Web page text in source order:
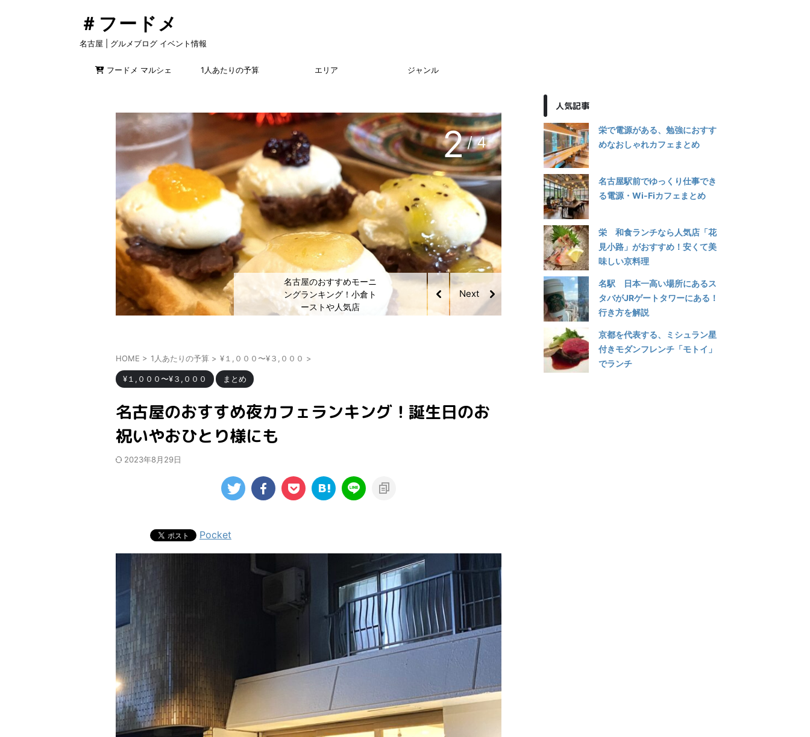
＃フードメ
名古屋 | グルメブログ イベント情報
フードメ マルシェ 1人あたりの予算 エリア ジャンル
名古屋のおすすめモーニ
ングランキング！小倉ト
ーストや人気店
2/ 4
HOME > 1人あたりの予算 > ¥１,０００〜¥３,０００ >
¥１,０００〜¥３,０００ まとめ
名古屋のおすすめ夜カフェランキング！誕生日のお
祝いやおひとり様にも
2023年8月29日
Pocket
人気記事
栄で電源がある、勉強におすす
めなおしゃれカフェまとめ
名古屋駅前でゆっくり仕事でき
る電源・Wi-Fiカフェまとめ
栄 和食ランチなら人気店「花
見小路」がおすすめ！安くて美
味しい京料理
名駅 日本一高い場所にあるス
タバがJRゲートタワーにある！
行き方を解説
京都を代表する、ミシュラン星
付きモダンフレンチ「モトイ」
でランチ